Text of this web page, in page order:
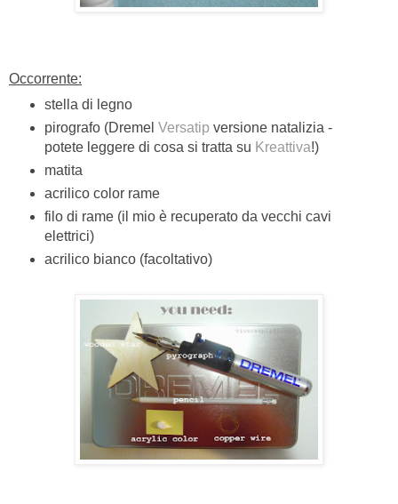
Occorrente:
stella di legno
pirografo (Dremel Versatip versione natalizia -
potete leggere di cosa si tratta su Kreattiva!)
matita
acrilico color rame
filo di rame (il mio è recuperato da vecchi cavi
elettrici)
acrilico bianco (facoltativo)